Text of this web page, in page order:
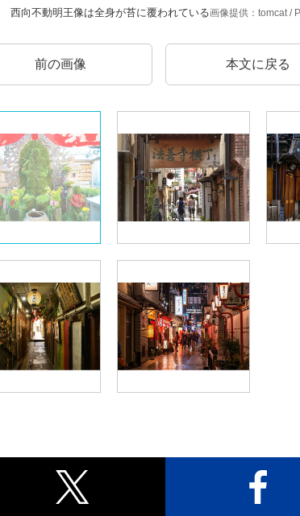
西向不動明王像は全身が苔に覆われている画像提供：tomcat /
前の画像 本文に戻る